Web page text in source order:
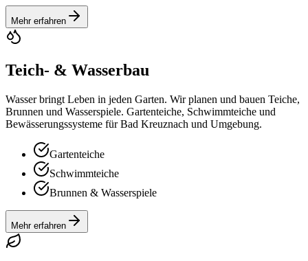
Mehr erfahren
Teich- & Wasserbau
Wasser bringt Leben in jeden Garten. Wir planen und bauen Teiche,
Brunnen und Wasserspiele. Gartenteiche, Schwimmteiche und
Bewässerungssysteme für Bad Kreuznach und Umgebung.
Gartenteiche
Schwimmteiche
Brunnen & Wasserspiele
Mehr erfahren